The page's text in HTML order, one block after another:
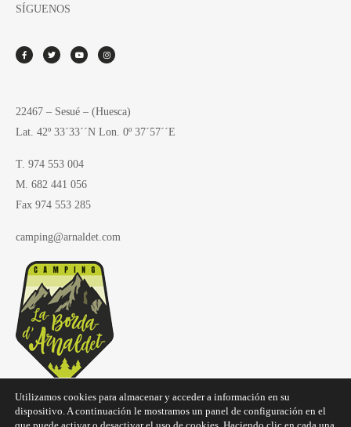
SÍGUENOS
22467 – Sesué – (Huesca)
Lat. 42º 33´33´´N Lon. 0º 37´57´´E
T. 974 553 004
M. 682 441 056
Fax 974 553 285
camping@arnaldet.com
Utilizamos cookies para almacenar y acceder a información en su
dispositivo. A continuación le mostramos un panel de configuración en el